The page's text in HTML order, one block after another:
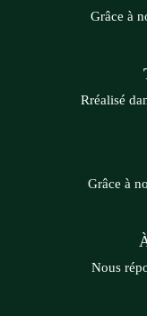
Grâce à
Rréalisé
Grâce à
Nous